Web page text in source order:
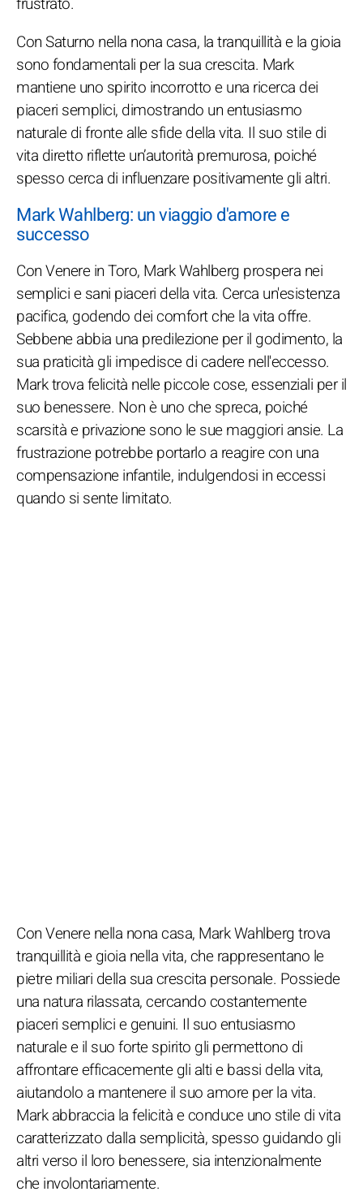
Con Saturno nella nona casa, la tranquillità e la gioia
sono fondamentali per la sua crescita. Mark
mantiene uno spirito incorrotto e una ricerca dei
piaceri semplici, dimostrando un entusiasmo
naturale di fronte alle sfide della vita. Il suo stile di
vita diretto riflette un’autorità premurosa, poiché
spesso cerca di influenzare positivamente gli altri.
Mark Wahlberg: un viaggio d'amore e
successo
Con Venere in Toro, Mark Wahlberg prospera nei
semplici e sani piaceri della vita. Cerca un'esistenza
pacifica, godendo dei comfort che la vita offre.
Sebbene abbia una predilezione per il godimento, la
sua praticità gli impedisce di cadere nell'eccesso.
Mark trova felicità nelle piccole cose, essenziali per il
suo benessere. Non è uno che spreca, poiché
scarsità e privazione sono le sue maggiori ansie. La
frustrazione potrebbe portarlo a reagire con una
compensazione infantile, indulgendosi in eccessi
quando si sente limitato.
Con Venere nella nona casa, Mark Wahlberg trova
tranquillità e gioia nella vita, che rappresentano le
pietre miliari della sua crescita personale. Possiede
una natura rilassata, cercando costantemente
piaceri semplici e genuini. Il suo entusiasmo
naturale e il suo forte spirito gli permettono di
affrontare efficacemente gli alti e bassi della vita,
aiutandolo a mantenere il suo amore per la vita.
Mark abbraccia la felicità e conduce uno stile di vita
caratterizzato dalla semplicità, spesso guidando gli
altri verso il loro benessere, sia intenzionalmente
che involontariamente.